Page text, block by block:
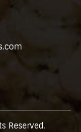
Reserved.